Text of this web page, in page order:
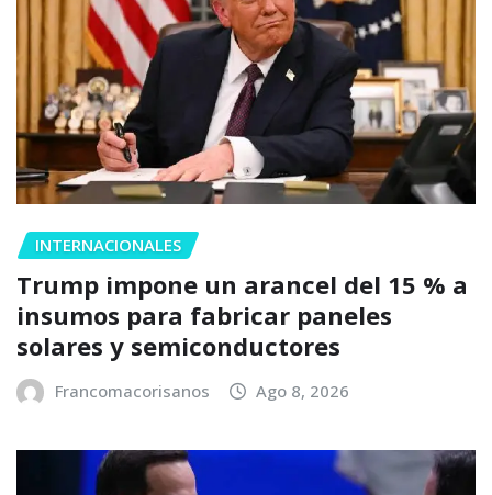
INTERNACIONALES
Trump impone un arancel del 15 % a
insumos para fabricar paneles
solares y semiconductores
Francomacorisanos Ago 8, 2026